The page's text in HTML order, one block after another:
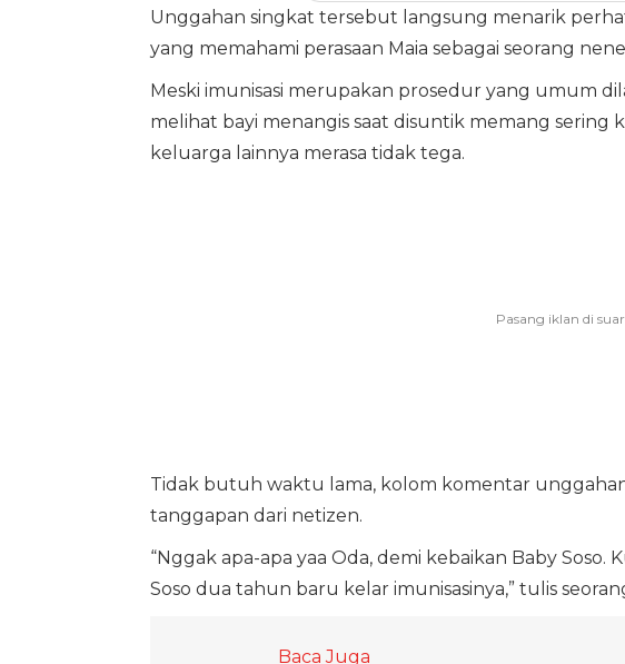
Unggahan singkat tersebut langsung menarik
yang memahami perasaan Maia sebagai seorang
Meski imunisasi merupakan prosedur yang umum
melihat bayi menangis saat disuntik memang
keluarga lainnya merasa tidak tega.
Tidak butuh waktu lama, kolom komentar
tanggapan dari netizen.
“Nggak apa-apa yaa Oda, demi kebaikan Baby
Soso dua tahun baru kelar imunisasinya,” tulis
Baca Juga